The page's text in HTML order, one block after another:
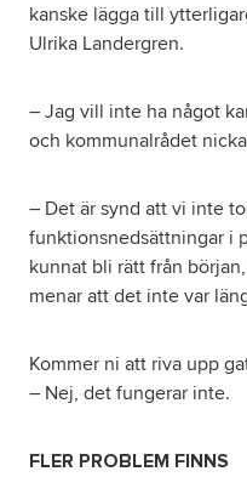
kanske lägga till
Ulrika Landergren.
– Jag vill inte ha något
och kommunalrådet
– Det är synd att vi inte
funktionsnedsättningar i
kunnat bli rätt från
menar att det inte var
Kommer ni att riva upp
– Nej, det fungerar inte.
FLER PROBLEM FINNS